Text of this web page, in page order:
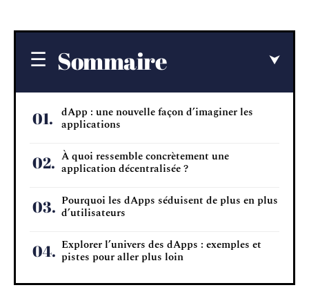
Sommaire
dApp : une nouvelle façon d’imaginer les
applications
À quoi ressemble concrètement une
application décentralisée ?
Pourquoi les dApps séduisent de plus en plus
d’utilisateurs
Explorer l’univers des dApps : exemples et
pistes pour aller plus loin